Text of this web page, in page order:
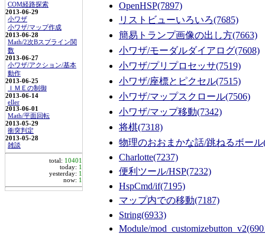
COM経路探索
2013-06-29
小ワザ
小ワザ/マップ作成
2013-06-28
Math/2次Bスプライン関
数
2013-06-27
小ワザ/アクション/基本
動作
2013-06-25
ＩＭＥの制御
2013-06-14
eller
2013-06-01
Math/平面回転
2013-05-29
衝突判定
2013-05-28
雑談
total: 10401
today: 1
yesterday: 1
now: 1
OpenHSP(7897)
リストビューいろいろ(7685)
簡易トランプ画像の出し方(7663)
小ワザ/モーダルダイアログ(7608)
小ワザ/プリプロセッサ(7519)
小ワザ/座標とピクセル(7515)
小ワザ/マップスクロール(7506)
小ワザ/マップ移動(7342)
将棋(7318)
物理のおおまかな話/跳ねるボール
Charlotte(7237)
便利ツール/HSP(7232)
HspCmd/if(7195)
マップ内での移動(7187)
String(6933)
Module/mod_customizebutton_v2